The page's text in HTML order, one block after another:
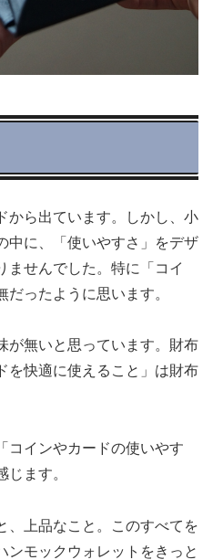
から出ています。しかし、小
中に、「使いやすさ」をデザ
ませんでした。特に「コイ
ったように思います。
が無いと思っています。財布
を快適に使えること」は財布
コインやカードの使いやす
じます。
、上品なこと。このすべてを
ンモックウォレットをきっと